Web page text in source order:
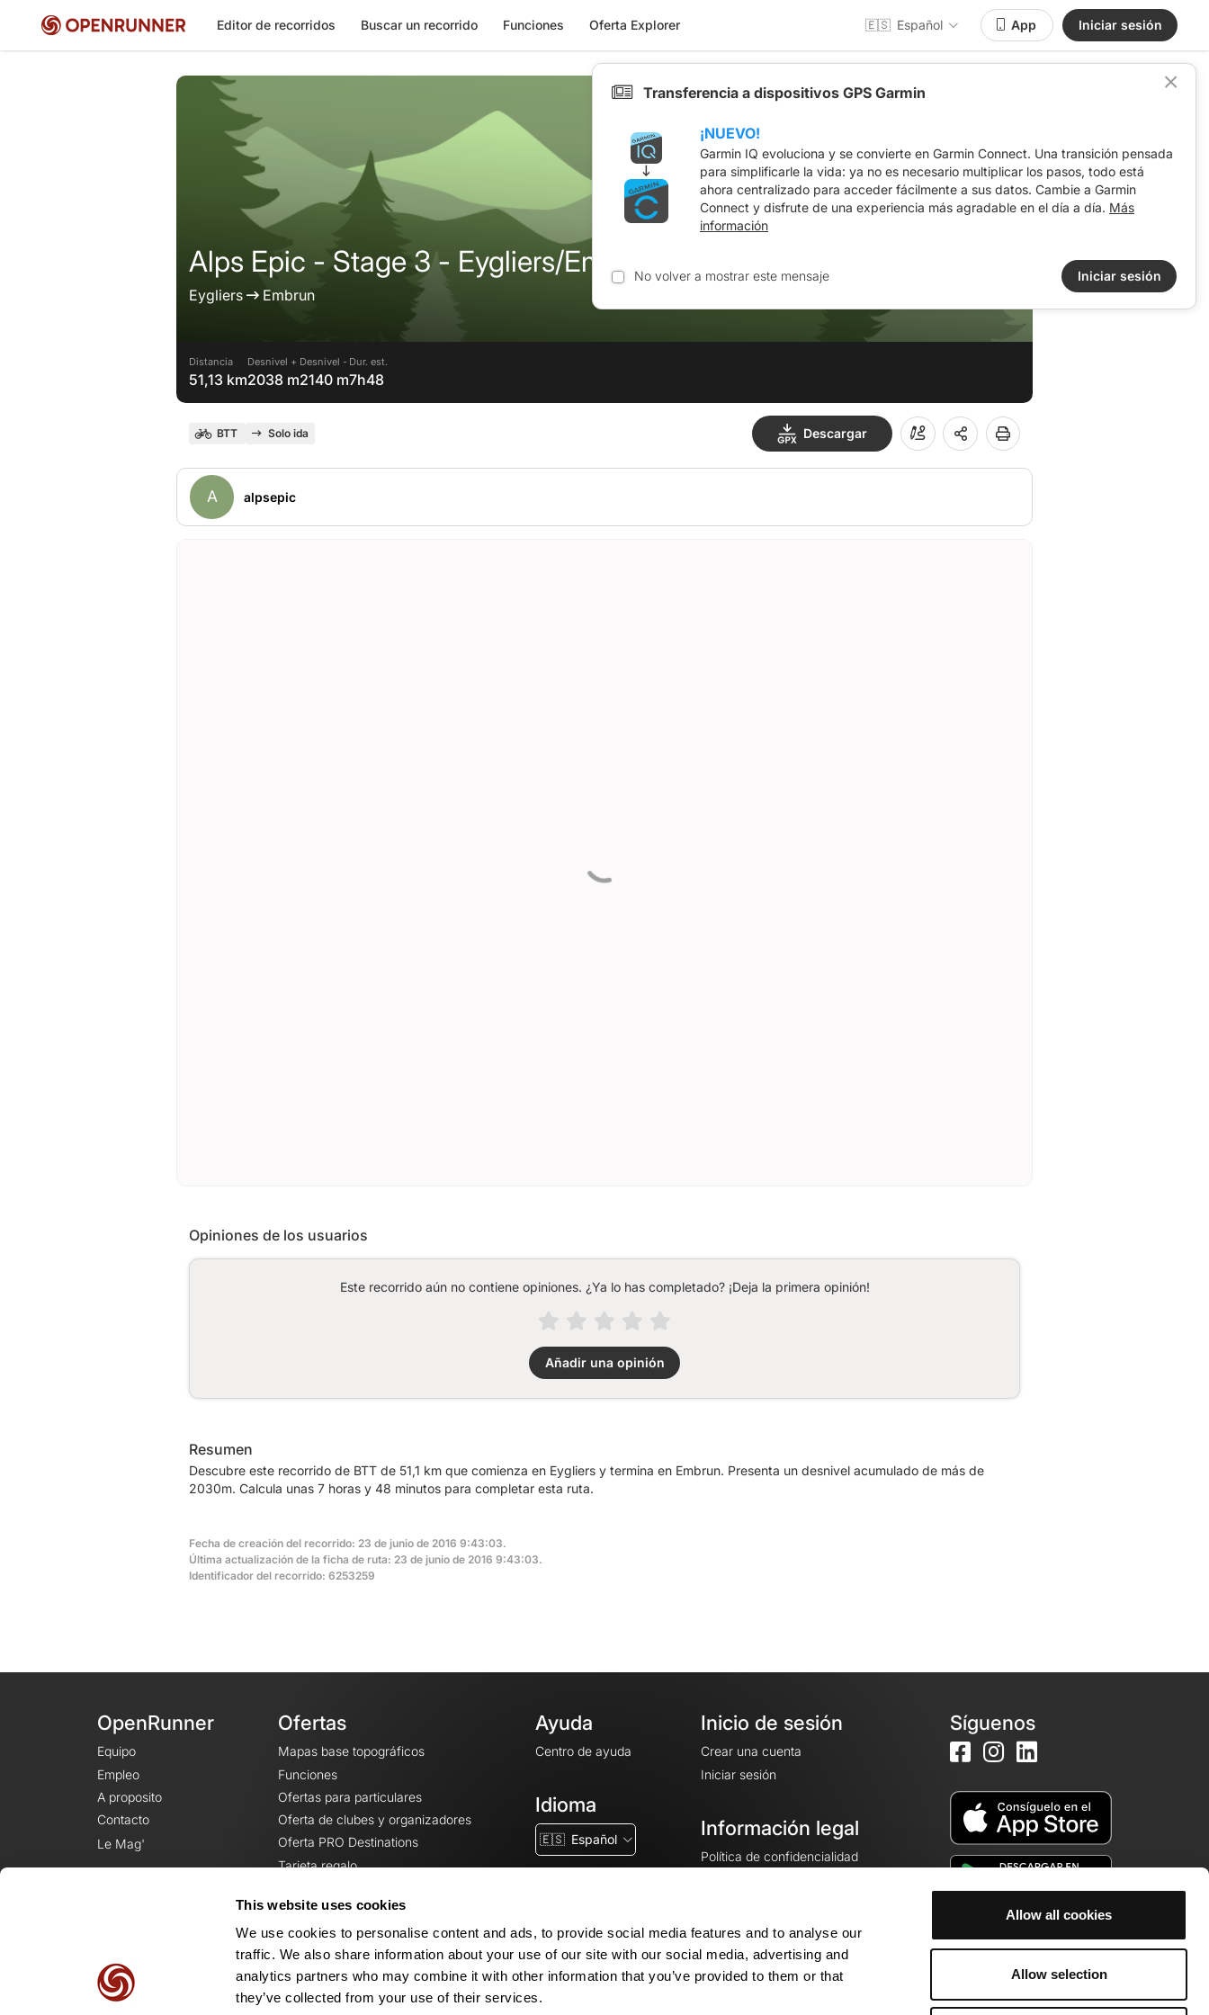
This website uses cookies
We use cookies to personalise content and ads, to provide social media features and to analyse our
traffic. We also share information about your use of our site with our social media, advertising and
analytics partners who may combine it with other information that you’ve provided to them or that
they’ve collected from your use of their services.
Allow all cookies
Allow selection
Editor de recorridos Buscar un recorrido Funciones Oferta Explorer 🇪🇸 Español App Iniciar sesión
Alps Epic - Stage 3 - Eygliers/Embrun
Eygliers Embrun
Distancia
51,13 km
Desnivel +
2038 m
Desnivel -
2140 m
Dur. est.
7h48
BTT Solo ida Descargar
A alpsepic
Opiniones de los usuarios
Este recorrido aún no contiene opiniones. ¿Ya lo has completado? ¡Deja la primera opinión!
Añadir una opinión
Resumen
Descubre este recorrido de BTT de 51,1 km que comienza en Eygliers y termina en Embrun. Presenta un desnivel acumulado de más de
2030m. Calcula unas 7 horas y 48 minutos para completar esta ruta.
Fecha de creación del recorrido: 23 de junio de 2016 9:43:03.
Última actualización de la ficha de ruta: 23 de junio de 2016 9:43:03.
Identificador del recorrido: 6253259
OpenRunner
Equipo
Empleo
A proposito
Contacto
Le Mag'
Ofertas
Mapas base topográficos
Funciones
Ofertas para particulares
Oferta de clubes y organizadores
Oferta PRO Destinations
Tarjeta regalo
Ayuda
Centro de ayuda
Idioma
🇪🇸 Español
Inicio de sesión
Crear una cuenta
Iniciar sesión
Información legal
Política de confidencialidad
Avisos legales
Configuración de cookies
Síguenos
Transferencia a dispositivos GPS Garmin
¡NUEVO!
Garmin IQ evoluciona y se convierte en Garmin Connect. Una transición pensada
para simplificarle la vida: ya no es necesario multiplicar los pasos, todo está
ahora centralizado para acceder fácilmente a sus datos. Cambie a Garmin
Connect y disfrute de una experiencia más agradable en el día a día. Más
información
No volver a mostrar este mensaje Iniciar sesión